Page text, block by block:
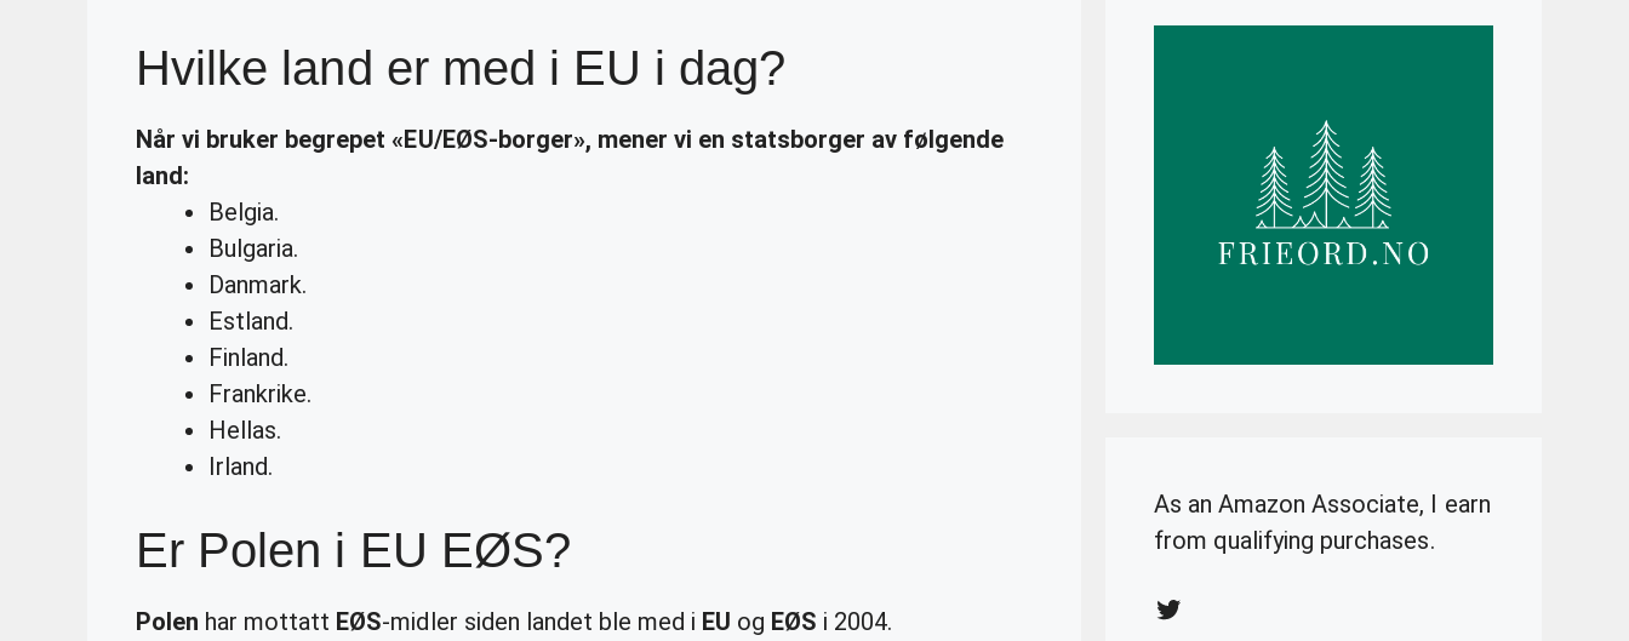
Hvilke land er med i EU i dag?
Når vi bruker begrepet «EU/EØS-borger», mener vi en statsborger av følgende
land:
Belgia.
Bulgaria.
Danmark.
Estland.
Finland.
Frankrike.
Hellas.
Irland.
Er Polen i EU EØS?
Polen har mottatt EØS-midler siden landet ble med i EU og EØS i 2004.
As an Amazon Associate, I earn
from qualifying purchases.
Twitter